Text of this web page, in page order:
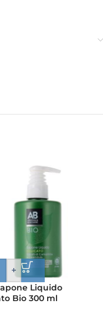
+
Liquido
Bio 300 ml